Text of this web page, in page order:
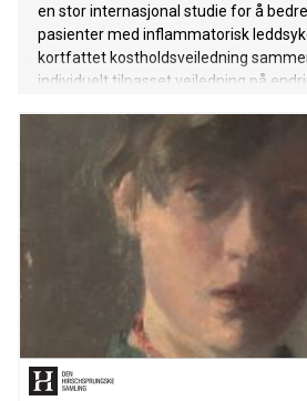
en stor internasjonal studie for å
pasienter med inflammatorisk
kortfattet kostholdsveiledning
individuelt tilpasset veiledning på